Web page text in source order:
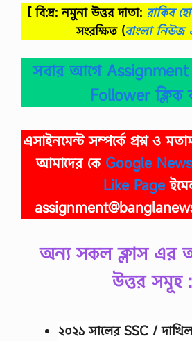
[ বি:দ্র: নমুনা উত্তর দাতা: রাকিব
সংরক্ষিত (বাংলা নিউজ
সবার আগে
Follower
এসাইনমেন্ট সম্পর্কে প্রশ্ন ও
আমাদের কে Google News
Like Page
অন্য সকল ক্লাস এর
উত্তর সমূহ
২০২১ সালের SSC /